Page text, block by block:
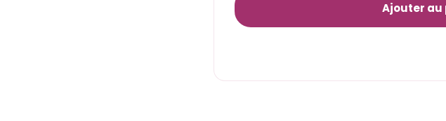
Ajouter au